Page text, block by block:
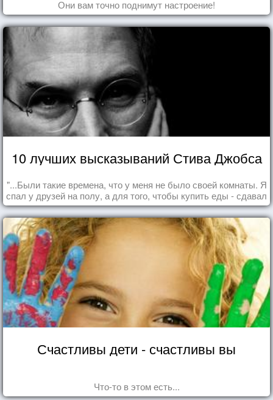
Они вам точно поднимут настроение!
10 лучших высказываний Стива Джобса
"...Были такие времена, что у меня не было своей комнаты. Я
спал у друзей на полу, а для того, чтобы купить еды - сдавал
бутылки из под кока-колы"
Счастливы дети - счастливы вы
Что-то в этом есть...